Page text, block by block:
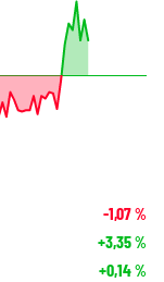
-1,07%
+3,35%
+0,14%